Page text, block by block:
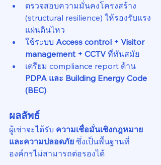
ตรวจสอบความมั่นคงโครงสร้าง
(structural resilience) ให้รองรับแรง
แผ่นดินไหว
ใช้ระบบ Access control + Visitor
management + CCTV ที่ทันสมัย
เตรียม compliance report ด้าน
PDPA และ Building Energy Code
(BEC)
ผลลัพธ์
ผู้เช่าจะได้รับ ความเชื่อมั่นเชิงกฎหมาย
และความปลอดภัย ซึ่งเป็นพื้นฐานที่
องค์กรไม่สามารถต่อรองได้